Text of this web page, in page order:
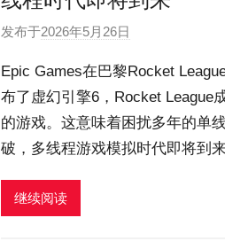
发布于2026年5月26日
:
O
k
g
Epic Games在巴黎Rocket
布了虚幻引擎6，Rocket League
的游戏。这意味着困扰多年的单
破，多线程游戏模拟时代即将到来
继续阅读